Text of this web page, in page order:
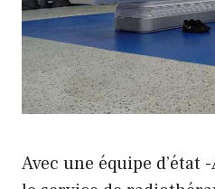
Avec une équipe d’état